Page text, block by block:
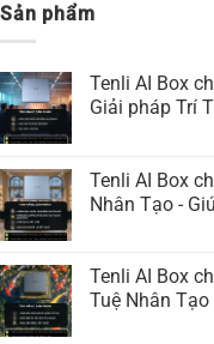
Sản phẩm
Tenli AI Box
Giải pháp Trí
Tenli AI Box
Nhân Tạo -
Tenli AI Box
Tuệ Nhân Tạo